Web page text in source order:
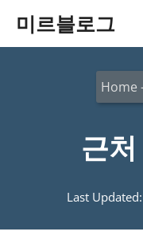
미르블로그
Home
근
Last